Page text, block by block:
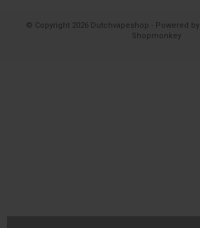
© Copyright 2026 Dutchvapeshop - Powered by
Shopmonkey